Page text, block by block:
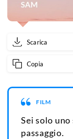
Scarica
Copia
FILM
Sei solo
passaggio.